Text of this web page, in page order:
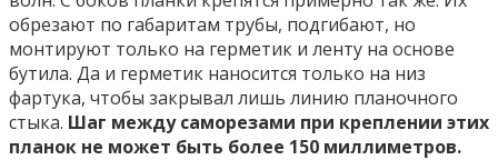
обрезают по габаритам трубы, подгибают, но
монтируют только на герметик и ленту на основе
бутила. Да и герметик наносится только на низ
фартука, чтобы закрывал лишь линию планочного
стыка. Шаг между саморезами при креплении этих
планок не может быть более 150 миллиметров.